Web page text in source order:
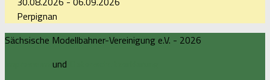
Perpignan
Sächsische Modellbahner-Vereinigung e.V. - 2026
und